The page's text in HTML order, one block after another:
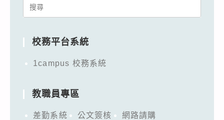
Search
校務平台系統
1campus 校務系統
教職員專區
差勤系統 公文簽核
網路請購